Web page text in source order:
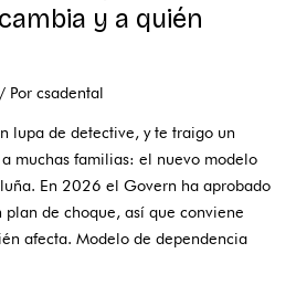
y a quién
/ Porcsadental
lupa de detective, y te traigo un
muchas familias: el nuevo modelo
En 2026 el Govern ha aprobado
de choque, así que conviene
afecta. Modelo de dependencia